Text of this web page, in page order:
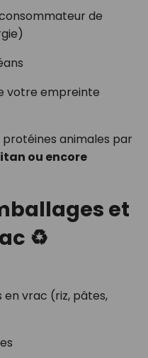
de
votre empreinte
protéines animales par
ou encore
et
♻️
vrac (riz, pâtes,